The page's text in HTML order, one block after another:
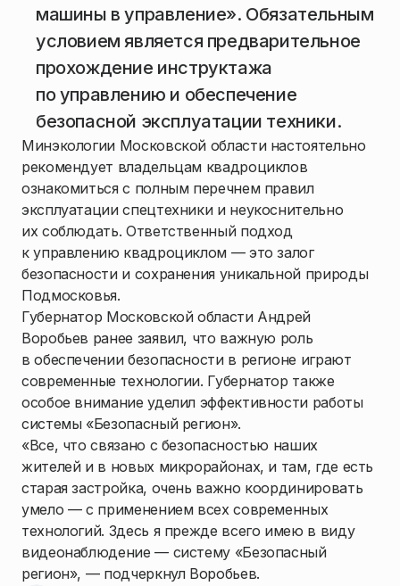
машины в управление». Обязательным
условием является предварительное
прохождение инструктажа
по управлению и обеспечение
безопасной эксплуатации техники.
Минэкологии Московской области настоятельно
рекомендует владельцам квадроциклов
ознакомиться с полным перечнем правил
эксплуатации спецтехники и неукоснительно
их соблюдать. Ответственный подход
к управлению квадроциклом — это залог
безопасности и сохранения уникальной природы
Подмосковья.
Губернатор Московской области Андрей
Воробьев ранее заявил, что важную роль
в обеспечении безопасности в регионе играют
современные технологии. Губернатор также
особое внимание уделил эффективности работы
системы «Безопасный регион».
«Все, что связано с безопасностью наших
жителей и в новых микрорайонах, и там, где есть
старая застройка, очень важно координировать
умело — с применением всех современных
технологий. Здесь я прежде всего имею в виду
видеонаблюдение — систему «Безопасный
регион», — подчеркнул Воробьев.